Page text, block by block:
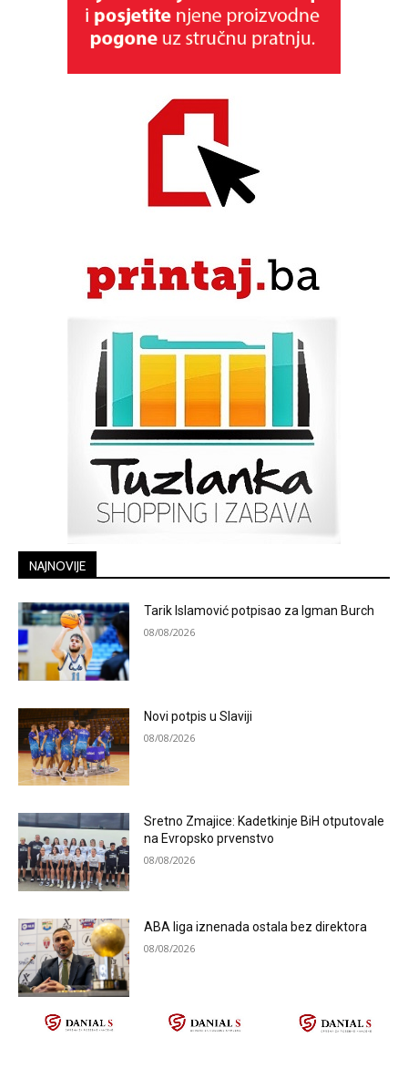
NAJNOVIJE
Tarik Islamović potpisao za Igman Burch
08/08/2026
Novi potpis u Slaviji
08/08/2026
Sretno Zmajice: Kadetkinje BiH otputovale
na Evropsko prvenstvo
08/08/2026
ABA liga iznenada ostala bez direktora
08/08/2026